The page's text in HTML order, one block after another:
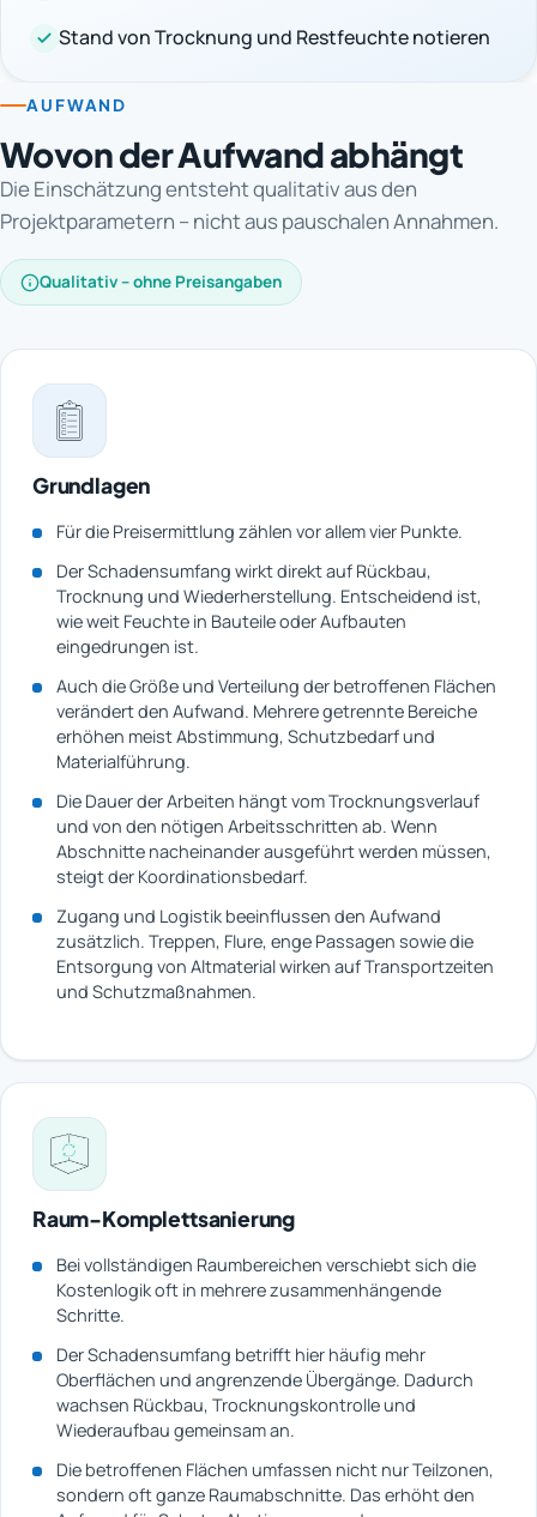
Stand von Trocknung und Restfeuchte notieren
AUFWAND
Wovon der Aufwand abhängt
Die Einschätzung entsteht qualitativ aus den
Projektparametern – nicht aus pauschalen Annahmen.
Qualitativ – ohne Preisangaben
Grundlagen
Für die Preisermittlung zählen vor allem vier Punkte.
Der Schadensumfang wirkt direkt auf Rückbau,
Trocknung und Wiederherstellung. Entscheidend ist,
wie weit Feuchte in Bauteile oder Aufbauten
eingedrungen ist.
Auch die Größe und Verteilung der betroffenen Flächen
verändert den Aufwand. Mehrere getrennte Bereiche
erhöhen meist Abstimmung, Schutzbedarf und
Materialführung.
Die Dauer der Arbeiten hängt vom Trocknungsverlauf
und von den nötigen Arbeitsschritten ab. Wenn
Abschnitte nacheinander ausgeführt werden müssen,
steigt der Koordinationsbedarf.
Zugang und Logistik beeinflussen den Aufwand
zusätzlich. Treppen, Flure, enge Passagen sowie die
Entsorgung von Altmaterial wirken auf Transportzeiten
und Schutzmaßnahmen.
Raum-Komplettsanierung
Bei vollständigen Raumbereichen verschiebt sich die
Kostenlogik oft in mehrere zusammenhängende
Schritte.
Der Schadensumfang betrifft hier häufig mehr
Oberflächen und angrenzende Übergänge. Dadurch
wachsen Rückbau, Trocknungskontrolle und
Wiederaufbau gemeinsam an.
Die betroffenen Flächen umfassen nicht nur Teilzonen,
sondern oft ganze Raumabschnitte. Das erhöht den